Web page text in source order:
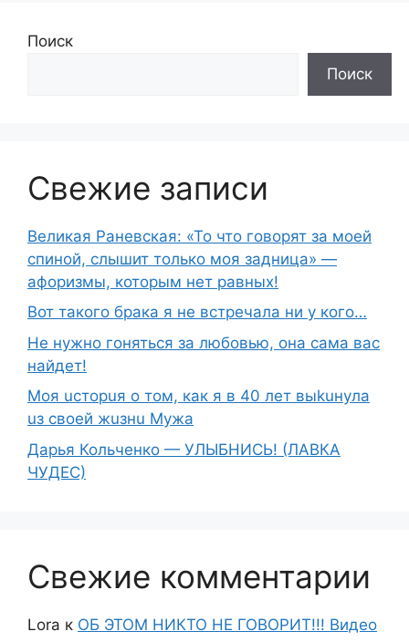
Поиск
Поиск
Свежие записи
Великая Раневская: «То что говорят за моей
спиной, слышит только моя задница» —
афоризмы, которым нет равных!
Вот такого брака я не встречала ни у кого…
Не нужно гоняться за любовью, она сама вас
найдет!
Moя ucтopuя о том, как я в 40 лет выkuнyлa
uз свoeй жuзнu Myжа
Дарья Кольченко — УЛЫБНИСЬ! (ЛАВКА
ЧУДЕС)
Свежие комментарии
Lora к ОБ ЭТОМ НИКТО НЕ ГОВОРИТ!!! Видео